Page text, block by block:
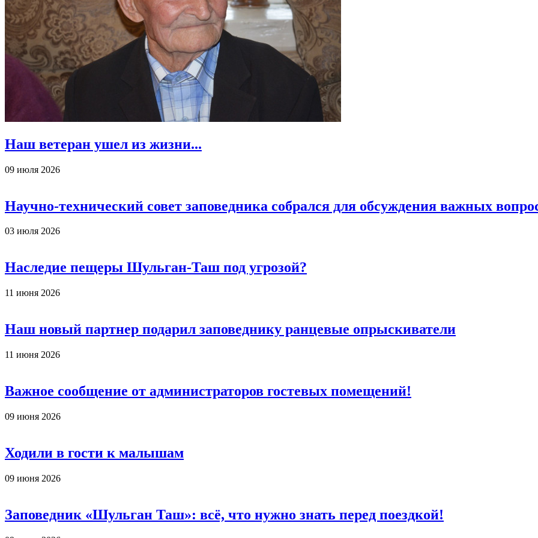
Наш ветеран ушел из жизни...
09 июля 2026
Научно-технический совет заповедника собрался для обсуждения важных
03 июля 2026
Наследие пещеры Шульган-Таш под угрозой?
11 июня 2026
Наш новый партнер подарил заповеднику ранцевые опрыскиватели
11 июня 2026
Важное сообщение от администраторов гостевых помещений!
09 июня 2026
Ходили в гости к малышам
09 июня 2026
Заповедник «Шульган Таш»: всё, что нужно знать перед поездкой!